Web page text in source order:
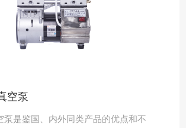
空泵
泵是鉴国、内外同类产品的优点和不